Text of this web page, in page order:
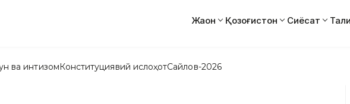
Жаҳон Қозоғистон Сиёсат
ва интизомКонституциявий ислоҳотСайлов-2026